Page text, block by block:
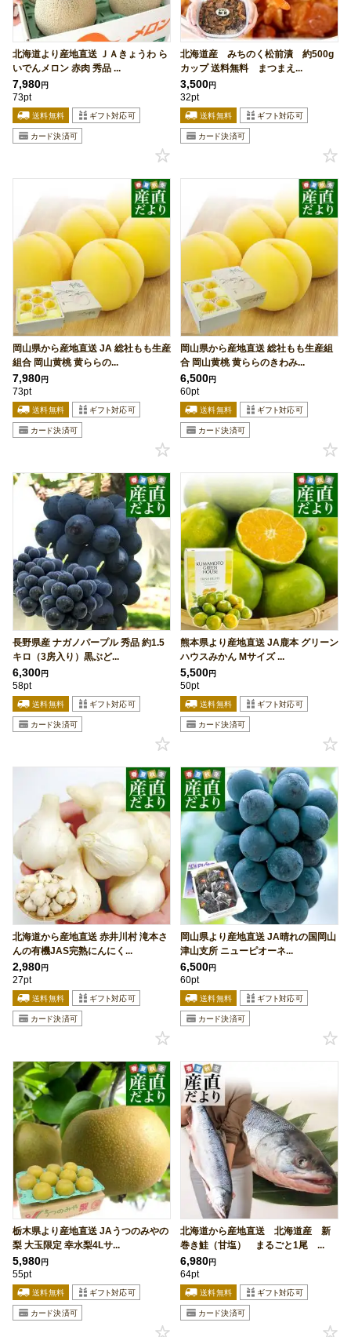
北海道より産地直送 ＪＡきょうわ ら
いでんメロン 赤肉 秀品 ...
7,980円
73pt
北海道産 みちのく松前漬 約500g
カップ 送料無料 まつまえ...
3,500円
32pt
岡山県から産地直送 JA 総社もも生産
組合 岡山黄桃 黄ららの...
7,980円
73pt
岡山県から産地直送 総社もも生産組
合 岡山黄桃 黄ららのきわみ...
6,500円
60pt
長野県産 ナガノパープル 秀品 約1.5
キロ（3房入り）黒ぶど...
6,300円
58pt
熊本県より産地直送 JA鹿本 グリーン
ハウスみかん Mサイズ ...
5,500円
50pt
北海道から産地直送 赤井川村 滝本さ
んの有機JAS完熟にんにく...
2,980円
27pt
岡山県より産地直送 JA晴れの国岡山
津山支所 ニューピオーネ...
6,500円
60pt
栃木県より産地直送 JAうつのみやの
梨 大玉限定 幸水梨4Lサ...
5,980円
55pt
北海道から産地直送 北海道産 新
巻き鮭（甘塩） まるごと1尾 ...
6,980円
64pt